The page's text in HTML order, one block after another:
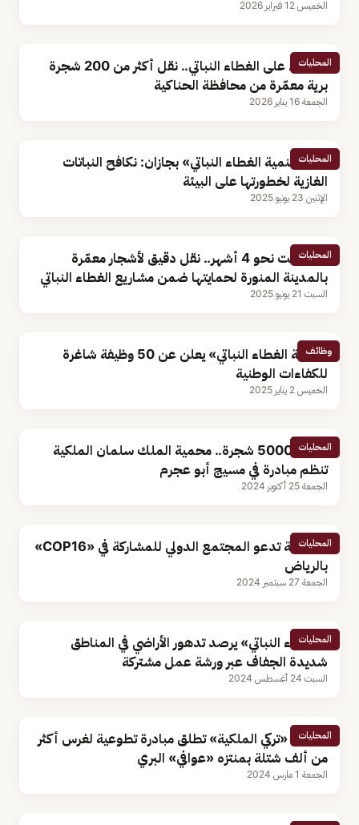
الخميس 12 فبراير 2026
المحليات
للحفاظ على الغطاء النباتي.. نقل أكثر من 200 شجرة
برية معمّرة من محافظة الحناكية
الجمعة 16 يناير 2026
المحليات
مدير «تنمية الغطاء النباتي» بجازان: نكافح النباتات
الغازية لخطورتها على البيئة
الإثنين 23 يونيو 2025
المحليات
استغرقت نحو 4 أشهر.. نقل دقيق لأشجار معمّرة
بالمدينة المنورة لحمايتها ضمن مشاريع الغطاء النباتي
السبت 21 يونيو 2025
وظائف
«تنمية الغطاء النباتي» يعلن عن 50 وظيفة شاغرة
للكفاءات الوطنية
الخميس 2 يناير 2025
المحليات
لزراعة 5000 شجرة.. محمية الملك سلمان الملكية
تنظم مبادرة في مسيج أبو عجرم
الجمعة 25 أكتوبر 2024
المحليات
المملكة تدعو المجتمع الدولي للمشاركة في «COP16»
بالرياض
الجمعة 27 سبتمبر 2024
المحليات
«الغطاء النباتي» يرصد تدهور الأراضي في المناطق
شديدة الجفاف عبر ورشة عمل مشتركة
السبت 24 أغسطس 2024
المحليات
محمية «تركي الملكية» تطلق مبادرة تطوعية لغرس أكثر
من ألف شتلة بمنتزه «عوافي» البري
الجمعة 1 مارس 2024